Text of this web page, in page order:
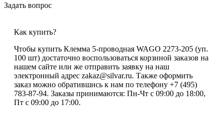
Задать вопрос
Как купить?
Чтобы купить Клемма 5-проводная WAGO 2273-205 (уп.
100 шт) достаточно воспользоваться корзиной заказов на
нашем сайте или же отправить заявку на наш
электронный адрес zakaz@silvar.ru. Также оформить
заказ можно обратившись к нам по телефону +7 (495)
783-87-94. Заказы принимаются: Пн-Чт с 09:00 до 18:00,
Пт с 09:00 до 17:00.